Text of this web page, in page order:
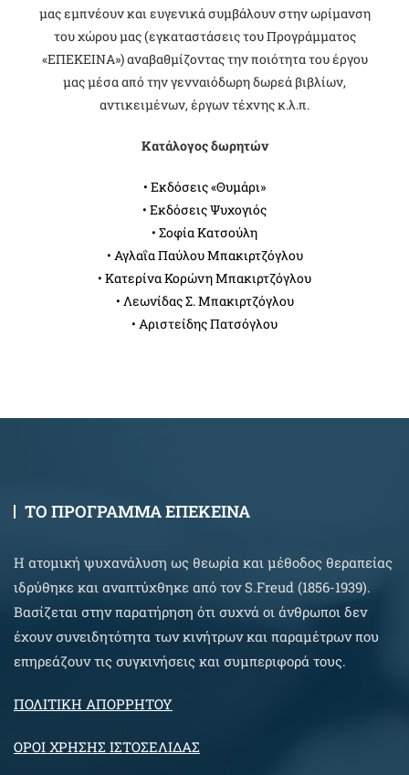
μας εμπνέουν και ευγενικά συμβάλουν στην ωρίμανση
του χώρου μας (εγκαταστάσεις του Προγράμματος
«ΕΠΕΚΕΙΝΑ») αναβαθμίζοντας την ποιότητα του έργου
μας μέσα από την γενναιόδωρη δωρεά βιβλίων,
αντικειμένων, έργων τέχνης κ.λ.π.
Κατάλογος δωρητών
• Εκδόσεις «Θυμάρι»
• Εκδόσεις Ψυχογιός
• Σοφία Κατσούλη
• Αγλαΐα Παύλου Μπακιρτζόγλου
• Κατερίνα Κορώνη Μπακιρτζόγλου
• Λεωνίδας Σ. Μπακιρτζόγλου
• Αριστείδης Πατσόγλου
ΤΟ ΠΡΟΓΡΑΜΜΑ ΕΠΕΚΕΙΝΑ
Η ατομική ψυχανάλυση ως θεωρία και μέθοδος θεραπείας
ιδρύθηκε και αναπτύχθηκε από τον S.Freud (1856-1939).
Βασίζεται στην παρατήρηση ότι συχνά οι άνθρωποι δεν
έχουν συνειδητότητα των κινήτρων και παραμέτρων που
επηρεάζουν τις συγκινήσεις και συμπεριφορά τους.
ΠΟΛΙΤΙΚΗ ΑΠΟΡΡΗΤΟΥ
ΟΡΟΙ ΧΡΗΣΗΣ ΙΣΤΟΣΕΛΙΔΑΣ